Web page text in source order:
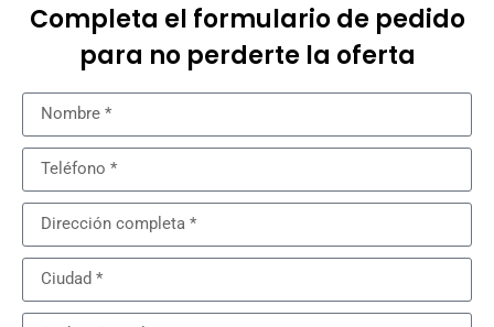
Completa el formulario de pedido
para no perderte la oferta